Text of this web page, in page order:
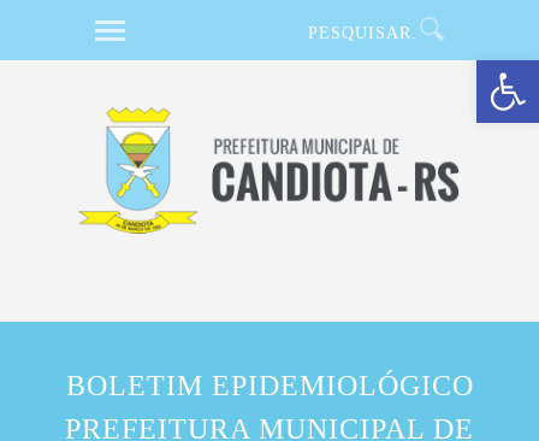
Barra de Ferramentas Aberta
BOLETIM EPIDEMIOLÓGICO
PREFEITURA MUNICIPAL DE